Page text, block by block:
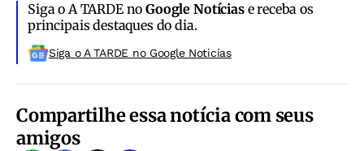
Siga o A TARDE noGoogle Notíciase receba os
principais destaques do dia.
Siga o A TARDE no Google Noticias
Compartilhe essa notícia com seus
amigos